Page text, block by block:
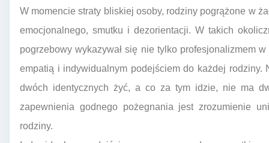
W momencie straty bliskiej osoby, rodziny pogrążone w
emocjonalnego, smutku i dezorientacji. W takich
pogrzebowy wykazywał się nie tylko profesjonalizmem
empatią i indywidualnym podejściem do każdej
dwóch identycznych żyć, a co za tym idzie, nie ma
zapewnienia godnego pożegnania jest zrozumienie
rodziny.